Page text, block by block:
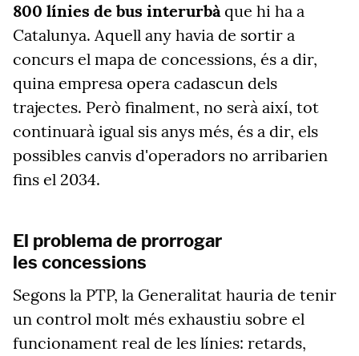
800 línies de bus interurbàque hi ha a
Catalunya. Aquell any havia de sortir a
concurs el mapa de concessions, és a dir,
quina empresa opera cadascun dels
trajectes. Però finalment, no serà així, tot
continuarà igual sis anys més, és a dir, els
possibles canvis d'operadors no arribarien
fins el 2034.
El problema de prorrogar
les concessions
Segons la PTP, la Generalitat hauria de tenir
un control molt més exhaustiu sobre el
funcionament real de les línies: retards,